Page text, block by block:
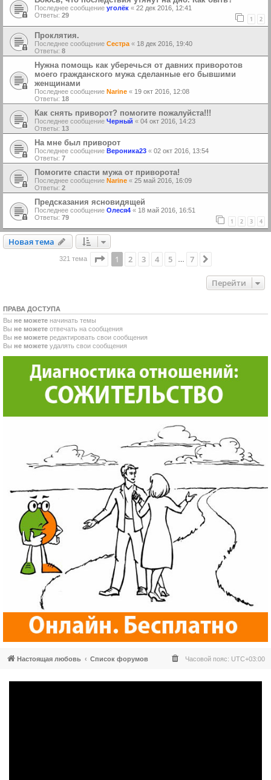
Последнее сообщение уголёк « 22 дек 2016, 12:41
Ответы: 29 1 2
Проклятия.
Последнее сообщение Сестра « 18 дек 2016, 19:40
Ответы: 8
Нужна помощь как уберечься от давних приворотов
моего гражданского мужа сделанные его бывшими
женщинами
Последнее сообщение Narine « 19 окт 2016, 12:08
Ответы: 18
Как снять приворот? помогите пожалуйста!!!
Последнее сообщение Черный « 04 окт 2016, 14:23
Ответы: 13
На мне был приворот
Последнее сообщение Вероника23 « 02 окт 2016, 13:54
Ответы: 7
Помогите спасти мужа от приворота!
Последнее сообщение Narine « 25 май 2016, 16:09
Ответы: 2
Предсказания ясновидящей
Последнее сообщение Олеся4 « 18 май 2016, 16:51
Ответы: 79 1 2 3 4
Новая тема
Новаятема
321 тема Страница из
1 2 3 4 5 7
Перейти
ПРАВА ДОСТУПА
Вы не можете начинать темы
Вы не можете отвечать на сообщения
Вы не можете редактировать свои сообщения
Вы не можете удалять свои сообщения
Настоящая любовь Список форумов Часовой пояс: UTC+03:00